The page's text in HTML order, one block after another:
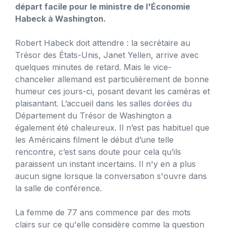
départ facile pour le ministre de l'Économie
Habeck à Washington.
Robert Habeck doit attendre : la secrétaire au
Trésor des États-Unis, Janet Yellen, arrive avec
quelques minutes de retard. Mais le vice-
chancelier allemand est particulièrement de bonne
humeur ces jours-ci, posant devant les caméras et
plaisantant. L’accueil dans les salles dorées du
Département du Trésor de Washington a
également été chaleureux. Il n’est pas habituel que
les Américains filment le début d’une telle
rencontre, c’est sans doute pour cela qu’ils
paraissent un instant incertains. Il n'y en a plus
aucun signe lorsque la conversation s'ouvre dans
la salle de conférence.
La femme de 77 ans commence par des mots
clairs sur ce qu'elle considère comme la question